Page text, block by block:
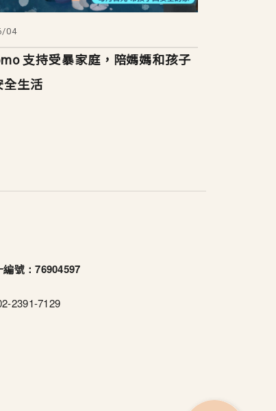
04
支持受暴家庭，陪媽媽和孩子
全生活
編號：76904597
2391-7129